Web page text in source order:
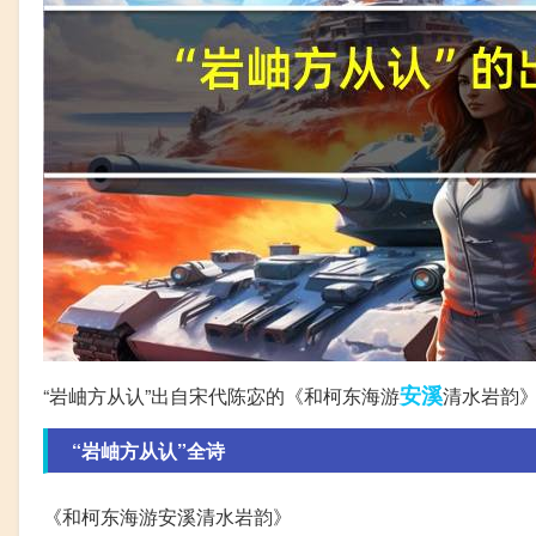
“岩岫方从认”出自宋代陈宓的《和柯东海游安溪清水岩韵
“岩岫方从认”全诗
《和柯东海游安溪清水岩韵》